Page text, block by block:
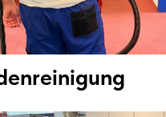
Qualitätskontrolle
Geschäftszeiten